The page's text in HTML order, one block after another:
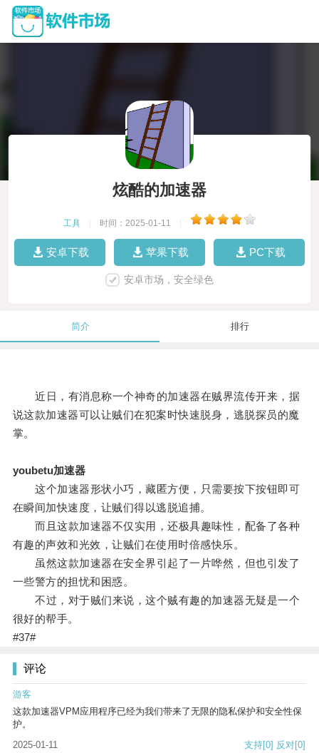
炫酷的加速器
工具 时间：2025-01-11
安卓下载 苹果下载 PC下载
安卓市场，安全绿色
简介 排行
近日，有消息称一个神奇的加速器在贼界流传开来，据
说这款加速器可以让贼们在犯案时快速脱身，逃脱探员的魔
掌。
youbetu加速器
这个加速器形状小巧，藏匿方便，只需要按下按钮即可
在瞬间加快速度，让贼们得以逃脱追捕。
而且这款加速器不仅实用，还极具趣味性，配备了各种
有趣的声效和光效，让贼们在使用时倍感快乐。
虽然这款加速器在安全界引起了一片哗然，但也引发了
一些警方的担忧和困惑。
不过，对于贼们来说，这个贼有趣的加速器无疑是一个
很好的帮手。
#37#
评论
游客
这款加速器VPM应用程序已经为我们带来了无限的隐私保护和安全性保
护。
2025-01-11
支持[0] 反对[0]